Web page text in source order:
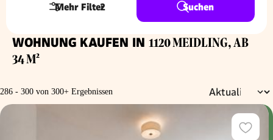
Mehr Filter
2 Suchen
WOHNUNG KAUFEN IN 1120 MEIDLING, AB
34 M²
286 - 300 von 300+ Ergebnissen